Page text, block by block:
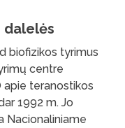
dalelės
biofizikos tyrimus
centre
teranostikos
1992 m. Jo
Nacionaliniame